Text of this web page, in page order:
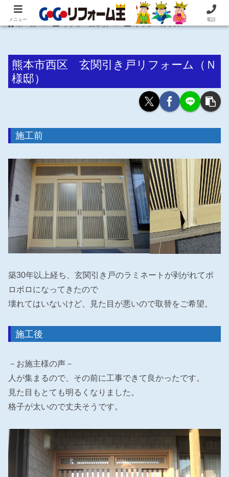
住まいの困ったを即解決！住宅リフォーム専門 株式会社 笠井産業
ホーム リフォーム事例 サッシ・ガラス
熊本市西区 玄関引き戸リフォーム（Ｎ
様邸）
施工前
築30年以上経ち、玄関引き戸のラミネートが剥がれてボ
ロボロになってきたので
壊れてはいないけど、見た目が悪いので取替をご希望。
施工後
－お施主様の声－
人が集まるので、その前に工事できて良かったです。
見た目もとても明るくなりました。
格子が太いので丈夫そうです。
メニュー 電話